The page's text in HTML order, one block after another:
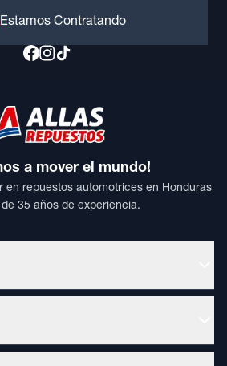
Estamos Contratando
a mover el mundo!
en repuestos automotrices en Honduras
35 años de experiencia.